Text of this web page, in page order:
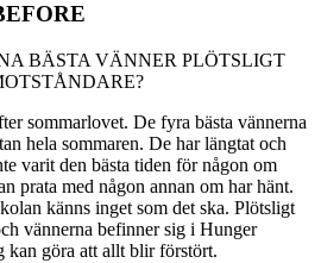
BÄSTA VÄNNER PLÖTSLIGT
sommarlovet. De fyra bästa vännerna
hela sommaren. De har längtat och
varit den bästa tiden för någon om
prata med någon annan om har hänt.
känns inget som det ska. Plötsligt
vännerna befinner sig i Hunger
kan göra att allt blir förstört.